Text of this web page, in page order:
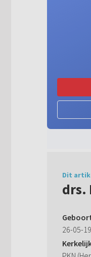
Dit
drs.
26-05-